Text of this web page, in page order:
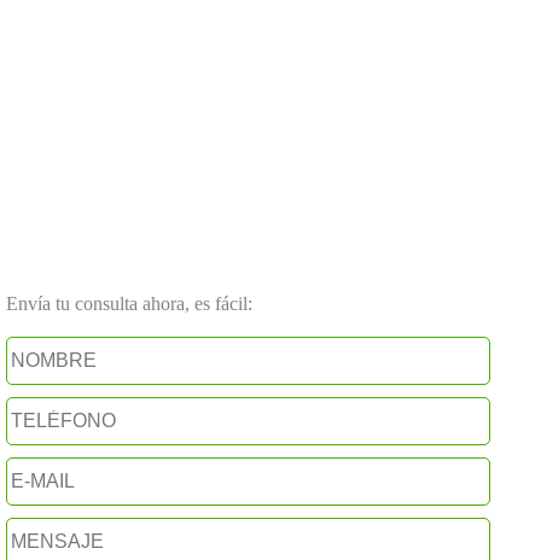
Envía tu consulta ahora, es fácil: